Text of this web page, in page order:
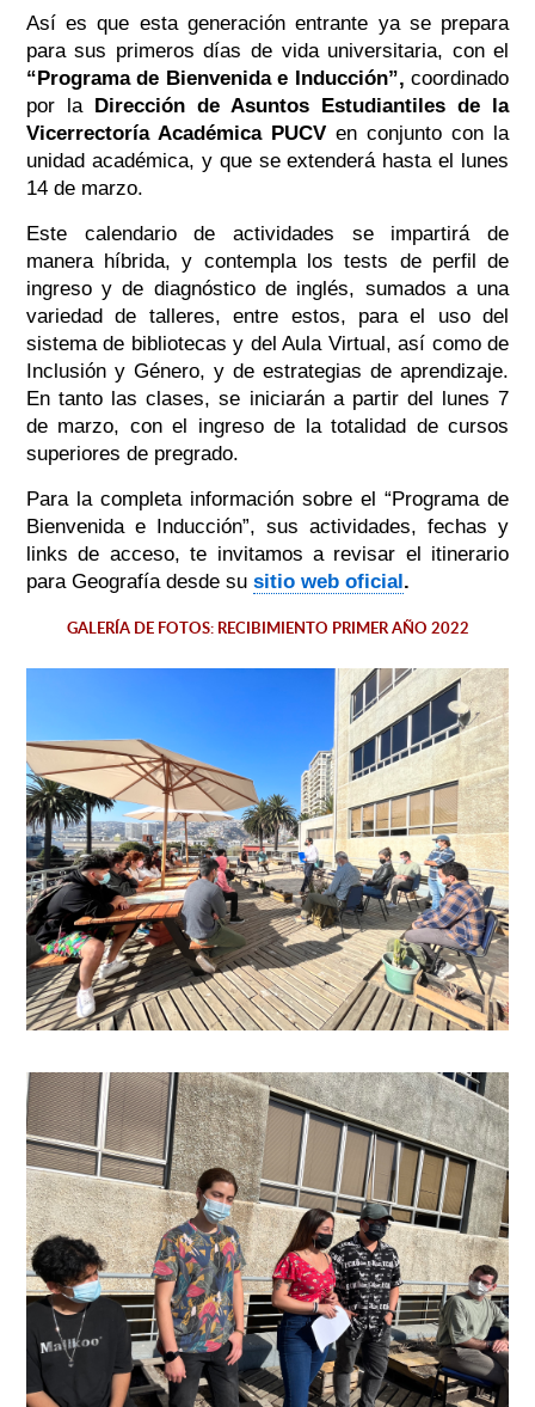
Así es que esta generación entrante ya se prepara
para sus primeros días de vida universitaria, con el
“Programa de Bienvenida e Inducción”, coordinado
por la Dirección de Asuntos Estudiantiles de la
Vicerrectoría Académica PUCVen conjunto con la
unidad académica, y que se extenderá hasta el lunes
14 de marzo.
Este calendario de actividades se impartirá de
manera híbrida, y contempla los tests de perfil de
ingreso y de diagnóstico de inglés, sumados a una
variedad de talleres, entre estos, para el uso del
sistema de bibliotecas y del Aula Virtual, así como de
Inclusión y Género, y de estrategias de aprendizaje.
En tanto las clases, se iniciarán a partir del lunes 7
de marzo, con el ingreso de la totalidad de cursos
superiores de pregrado.
Para la completa información sobre el “Programa de
Bienvenida e Inducción”, sus actividades, fechas y
links de acceso, te invitamos a revisar el itinerario
para Geografía desde su sitio web oficial.
GALERÍA DE FOTOS: RECIBIMIENTO PRIMER AÑO 2022